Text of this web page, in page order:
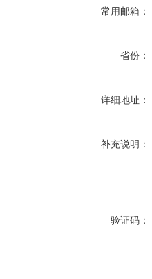
常用邮箱：
省份：
详细地址：
补充说明：
验证码：